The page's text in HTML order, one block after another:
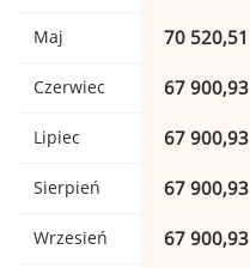
Maj 70 520,51
Czerwiec 67 900,93
Lipiec 67 900,93
Sierpień 67 900,93
Wrzesień 67 900,93